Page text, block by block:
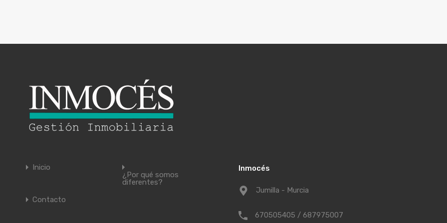
Inicio
¿Por qué somos
diferentes?
Contacto
Inmocés
Jumilla - Murcia
670505405 / 687975007